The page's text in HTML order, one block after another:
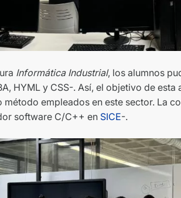
Informática Industrial, los alumnos
HYML y CSS-. Así, el objetivo de
método empleados en este sector. La
software C/C++ en SICE-.